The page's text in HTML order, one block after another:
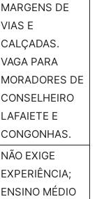
MARGENS DE
VIAS E
CALÇADAS.
VAGA PARA
MORADORES DE
CONSELHEIRO
LAFAIETE E
CONGONHAS.
NÃO EXIGE
EXPERIÊNCIA;
ENSINO MÉDIO